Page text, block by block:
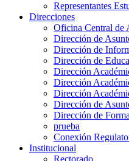
Representantes
Direcciones
Oficina Central de
Dirección de
Dirección de
Dirección de
Dirección
Dirección
Dirección
Dirección de
Dirección de
prueba
Conexión
Institucional
Rectorado